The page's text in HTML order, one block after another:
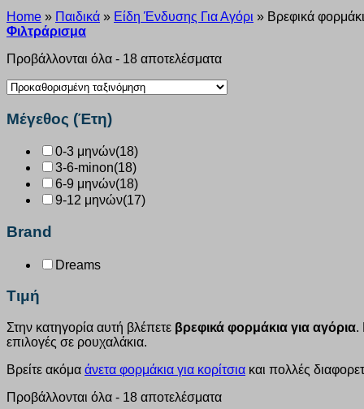
Home » Παιδικά » Είδη Ένδυσης Για Αγόρι » Βρεφικά
Φιλτράρισμα
Προβάλλονται όλα - 18 αποτελέσματα
Μέγεθος (Έτη)
0-3 μηνών(18)
3-6-minon(18)
6-9 μηνών(18)
9-12 μηνών(17)
Brand
Dreams
Τιμή
Στην κατηγορία αυτή βλέπετε βρεφικά φορμάκια για αγόρια.
επιλογές σε ρουχαλάκια.
Βρείτε ακόμα άνετα φορμάκια για κορίτσια και πολλές
Προβάλλονται όλα - 18 αποτελέσματα